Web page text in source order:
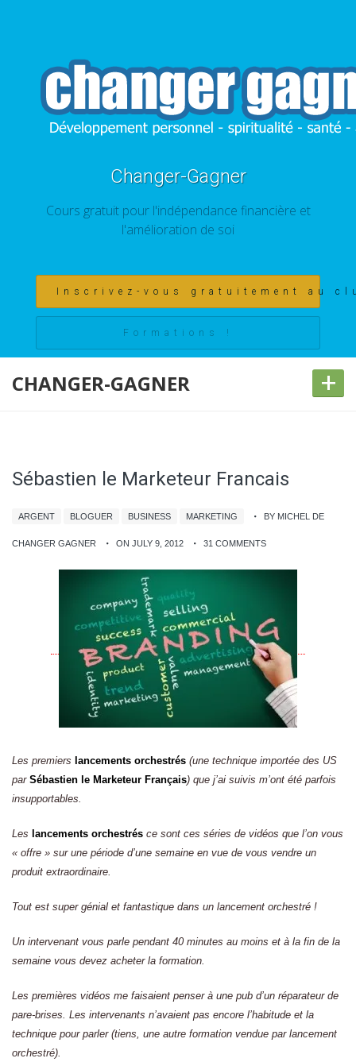
Changer-Gagner
Cours gratuit pour l'indépendance financière et
l'amélioration de soi
Inscrivez-vous gratuitement au
Formations !
CHANGER-GAGNER +
Sébastien le Marketeur Francais
ARGENT BLOGUER BUSINESS MARKETING BY MICHEL DE
CHANGER GAGNER ON JULY 9, 2012 31 COMMENTS
Les premiers lancements orchestrés (une technique importée des US
par Sébastien le Marketeur Français) que j’ai suivis m’ont été parfois
insupportables.
Les lancements orchestrés ce sont ces séries de vidéos que l’on vous
« offre » sur une période d’une semaine en vue de vous vendre un
produit extraordinaire.
Tout est super génial et fantastique dans un lancement orchestré !
Un intervenant vous parle pendant 40 minutes au moins et à la fin de la
semaine vous devez acheter la formation.
Les premières vidéos me faisaient penser à une pub d’un réparateur de
pare-brises. Les intervenants n’avaient pas encore l’habitude et la
technique pour parler (tiens, une autre formation vendue par lancement
orchestré).